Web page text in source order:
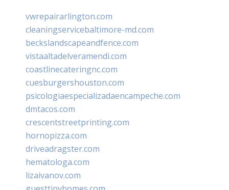
vwrepairarlington.com
cleaningservicebaltimore-md.com
beckslandscapeandfence.com
vistaaltadelveramendi.com
coastlinecateringnc.com
cuesburgershouston.com
psicologiaespecializadaencampeche.com
dmtacos.com
crescentstreetprinting.com
hornopizza.com
driveadragster.com
hematologa.com
lizaivanov.com